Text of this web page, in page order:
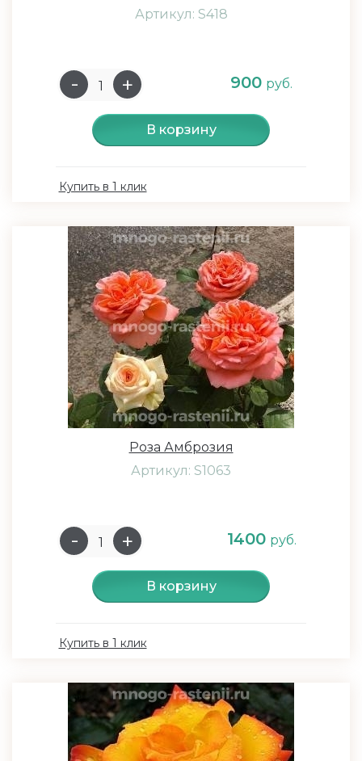
Артикул: S418
900 руб.
В корзину
Купить в 1 клик
Роза Амброзия
Артикул: S1063
1400 руб.
В корзину
Купить в 1 клик